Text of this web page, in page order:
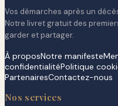
Vos démarches après un
Notre livret gratuit des
garder et partager.
À proposNotre manifeste
confidentialitéPolitique
PartenairesContactez-nous
Nos services